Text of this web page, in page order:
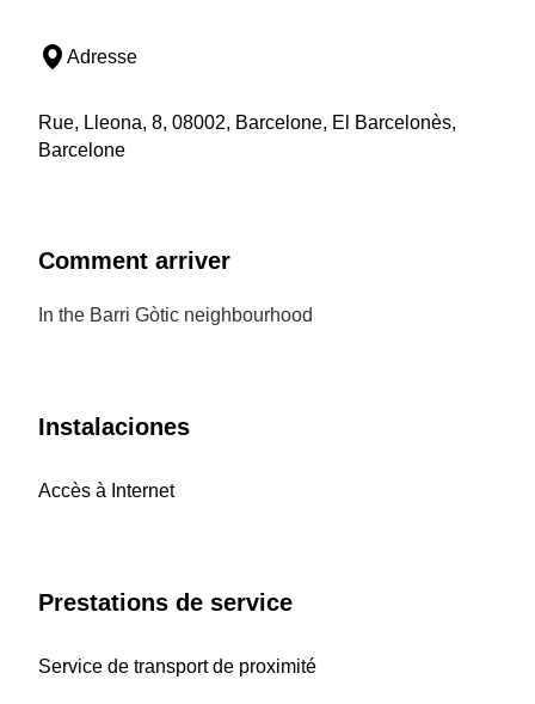
Adresse
Rue, Lleona, 8, 08002, Barcelone, El Barcelonès,
Barcelone
Comment arriver
In the Barri Gòtic neighbourhood
Instalaciones
Accès à Internet
Prestations de service
Service de transport de proximité